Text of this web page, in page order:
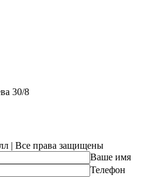
30/8
| Все права защищены
Ваше имя
Телефон